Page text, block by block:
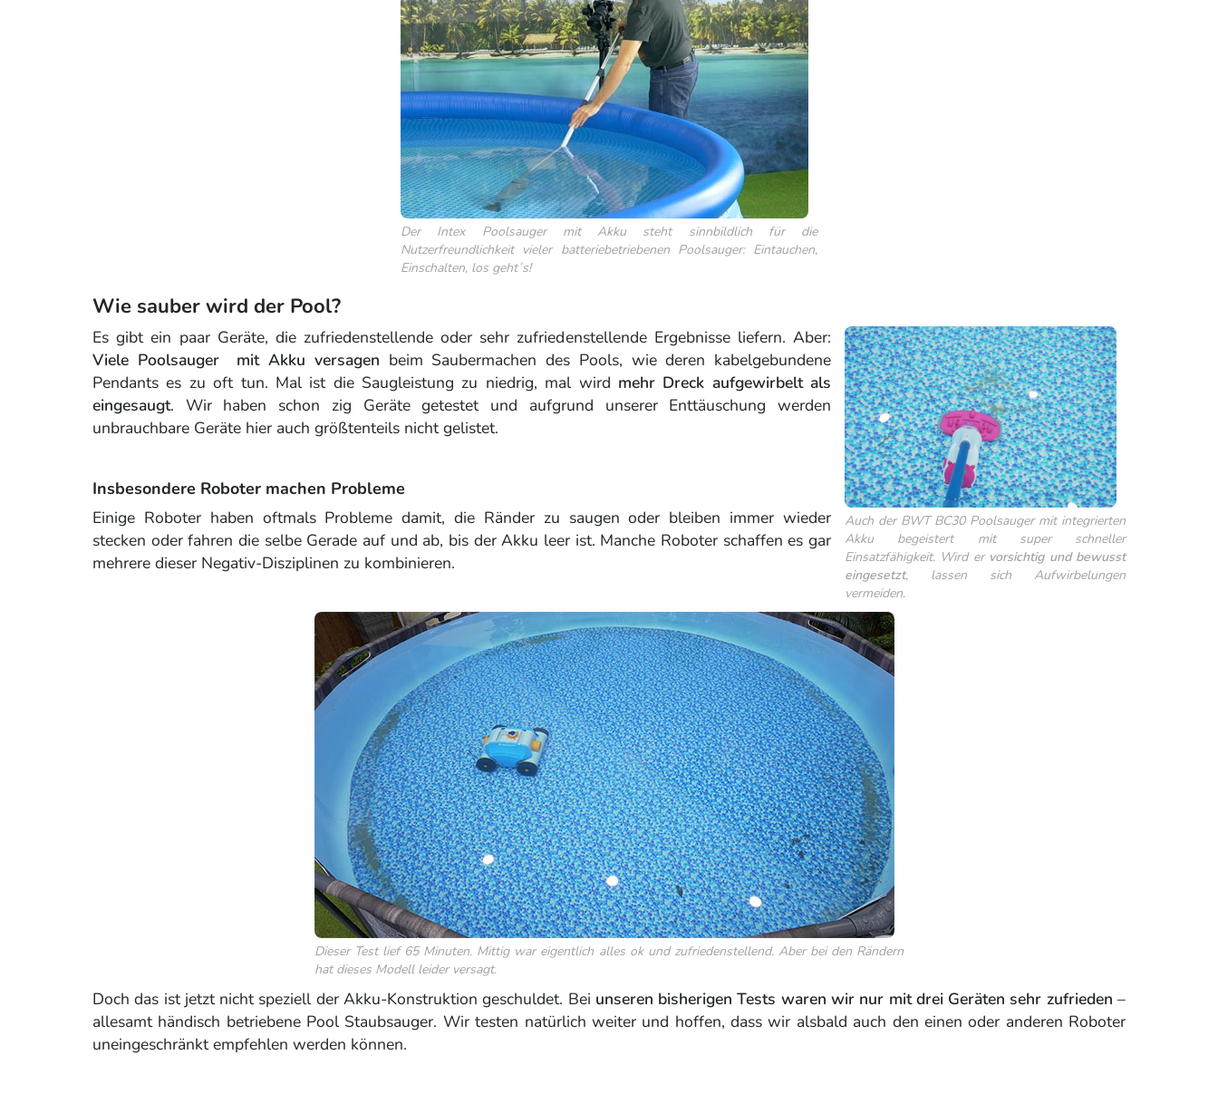
Der Intex Poolsauger mit Akku steht sinnbildlich für die
Nutzerfreundlichkeit vieler batteriebetriebenen Poolsauger: Eintauchen,
Einschalten, los geht´s!
Wie sauber wird der Pool?
Auch der BWT BC30 Poolsauger mit integrierten
Akku begeistert mit super schneller
Einsatzfähigkeit. Wird er vorsichtig und bewusst
eingesetzt, lassen sich Aufwirbelungen
vermeiden.
Es gibt ein paar Geräte, die zufriedenstellende oder sehr zufriedenstellende Ergebnisse liefern. Aber:
Viele Poolsauger mit Akku versagen beim Saubermachen des Pools, wie deren kabelgebundene
Pendants es zu oft tun. Mal ist die Saugleistung zu niedrig, mal wird mehr Dreck aufgewirbelt als
eingesaugt. Wir haben schon zig Geräte getestet und aufgrund unserer Enttäuschung werden
unbrauchbare Geräte hier auch größtenteils nicht gelistet.
Insbesondere Roboter machen Probleme
Einige Roboter haben oftmals Probleme damit, die Ränder zu saugen oder bleiben immer wieder
stecken oder fahren die selbe Gerade auf und ab, bis der Akku leer ist. Manche Roboter schaffen es gar
mehrere dieser Negativ-Disziplinen zu kombinieren.
Dieser Test lief 65 Minuten. Mittig war eigentlich alles ok und zufriedenstellend. Aber bei den Rändern
hat dieses Modell leider versagt.
Doch das ist jetzt nicht speziell der Akku-Konstruktion geschuldet. Bei unseren bisherigen Tests waren wir nur mit drei Geräten sehr zufrieden –
allesamt händisch betriebene Pool Staubsauger. Wir testen natürlich weiter und hoffen, dass wir alsbald auch den einen oder anderen Roboter
uneingeschränkt empfehlen werden können.